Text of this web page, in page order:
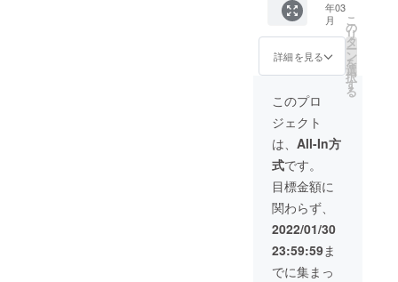
載お願
いした
いこと
①購入
のよう
なデザ
インが
好きか
0.50g以
上＜
チェー
ンなし
＞ 職人
がイン
ゴット
から小
さくす
るため
ひとつ
ひとつ
表情の
違う一
点物に
なりま
す。
【早割
価格】
年03
月
詳細を見る
こ
の
リ
タ
ー
ン
を
選
択
す
る
このプロ
ジェクト
は、 All-In方
式です。
目標金額に
関わらず、
2022/01/30
23:59:59ま
でに集まっ